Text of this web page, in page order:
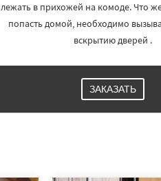
лежать в прихожей на комоде. Что
попасть домой, необходимо
вскрытию дверей .
ЗАКАЗАТЬ